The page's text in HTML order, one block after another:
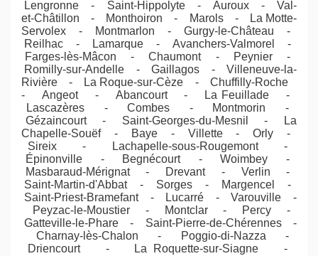
Lengronne - Saint-Hippolyte - Auroux - Val-
et-Châtillon - Monthoiron - Marols - La Motte-
Servolex - Montmarlon - Gurgy-le-Château -
Reilhac - Lamarque - Avanchers-Valmorel -
Farges-lès-Mâcon - Chaumont - Peynier -
Romilly-sur-Andelle - Gaillagos - Villeneuve-la-
Rivière - La Roque-sur-Cèze - Chuffilly-Roche
- Angeot - Abancourt - La Feuillade -
Lascazères - Combes - Montmorin -
Gézaincourt - Saint-Georges-du-Mesnil - La
Chapelle-Souëf - Baye - Villette - Orly -
Sireix - Lachapelle-sous-Rougemont -
Épinonville - Begnécourt - Woimbey -
Masbaraud-Mérignat - Drevant - Verlin -
Saint-Martin-d'Abbat - Sorges - Margencel -
Saint-Priest-Bramefant - Lucarré - Varouville -
Peyzac-le-Moustier - Montclar - Percy -
Gatteville-le-Phare - Saint-Pierre-de-Chérennes -
Charnay-lès-Chalon - Poggio-di-Nazza -
Driencourt - La Roquette-sur-Siagne -